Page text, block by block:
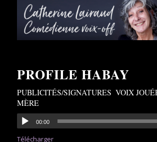
PROFILE HABAY
PUBLICITÉS/SIGNATURES VOIX
MÈRE
00:00
Télécharger